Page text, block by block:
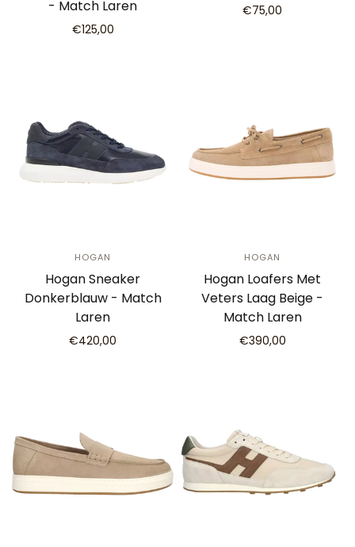
- Match Laren
€125,00
€75,00
HOGAN
Hogan Sneaker
Donkerblauw - Match
Laren
€420,00
HOGAN
Hogan Loafers Met
Veters Laag Beige -
Match Laren
€390,00